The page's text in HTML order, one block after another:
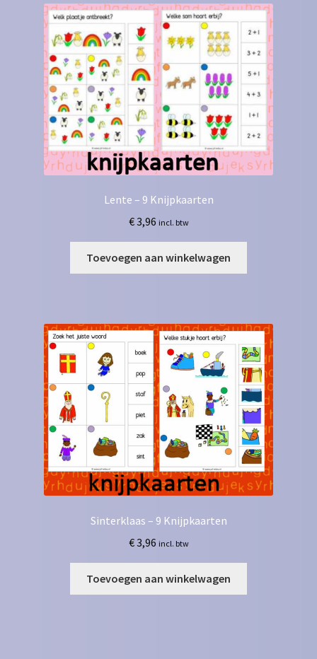
Lente – 9 Knijpkaarten
€3,96 incl. btw
Toevoegen aan winkelwagen
Sinterklaas – 9 Knijpkaarten
€3,96 incl. btw
Toevoegen aan winkelwagen